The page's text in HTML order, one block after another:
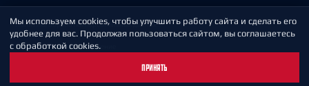
Политика обработки персональных данных
Пользовательское соглашение
Мы используем cookies, чтобы улучшить работу сайта и сделать его
удобнее для вас. Продолжая пользоваться сайтом, вы соглашаетесь
с обработкой cookies.
ПРИНЯТЬ